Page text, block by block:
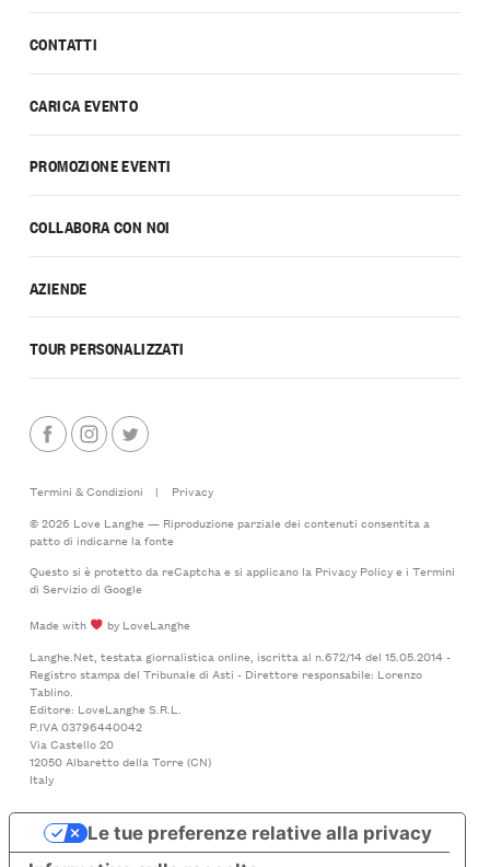
CONTATTI
CARICA EVENTO
PROMOZIONE EVENTI
COLLABORA CON NOI
AZIENDE
TOUR PERSONALIZZATI
Termini & Condizioni |
Privacy
© 2026 Love Langhe — Riproduzione parziale dei contenuti consentita a
patto di indicarne la fonte
Questo si è protetto da reCaptcha e si applicano la Privacy Policye i Termini
di Serviziodi Google
Made with
by LoveLanghe
Langhe.Net, testata giornalistica online, iscritta al n.672/14 del 15.05.2014 -
Registro stampa del Tribunale di Asti - Direttore responsabile: Lorenzo
Tablino.
Editore: LoveLanghe S.R.L.
P.IVA 03796440042
Via Castello 20
12050 Albaretto della Torre (CN)
Italy
Le tue preferenze relative alla privacy